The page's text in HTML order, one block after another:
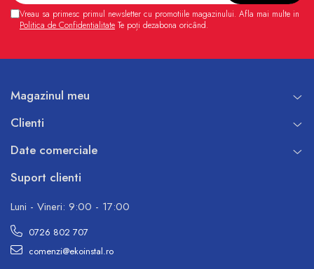
Vreau sa primesc primul newsletter cu promotiile magazinului. Afla mai multe in
Politica de Confidentialitate Te poți dezabona oricând.
Magazinul meu
Clienti
Date comerciale
Suport clienti
Luni - Vineri: 9:00 - 17:00
0726 802 707
comenzi@ekoinstal.ro